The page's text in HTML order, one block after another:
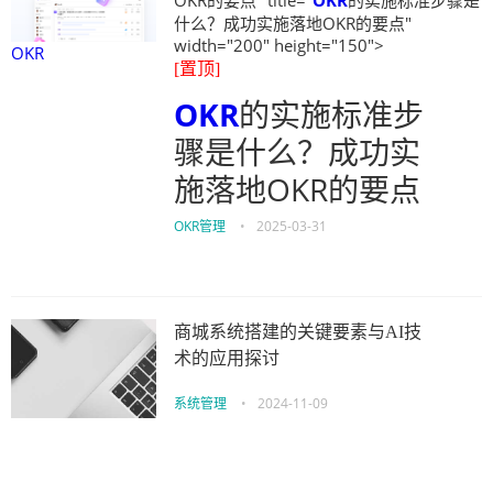
OKR
什么？成功实施落地OKR的要点"
width="200" height="150">
[置顶]
OKR的实施标准步
骤是什么？成功实
施落地OKR的要点
OKR管理 • 2025-03-31
商城系统搭建的关键要素与AI技
术的应用探讨
系统管理 • 2024-11-09